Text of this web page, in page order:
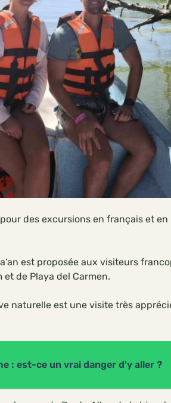
des excursions en français et
est proposée aux visiteurs
de Playa del Carmen.
naturelle est une visite très
: est-ce un vrai danger d'y aller ?